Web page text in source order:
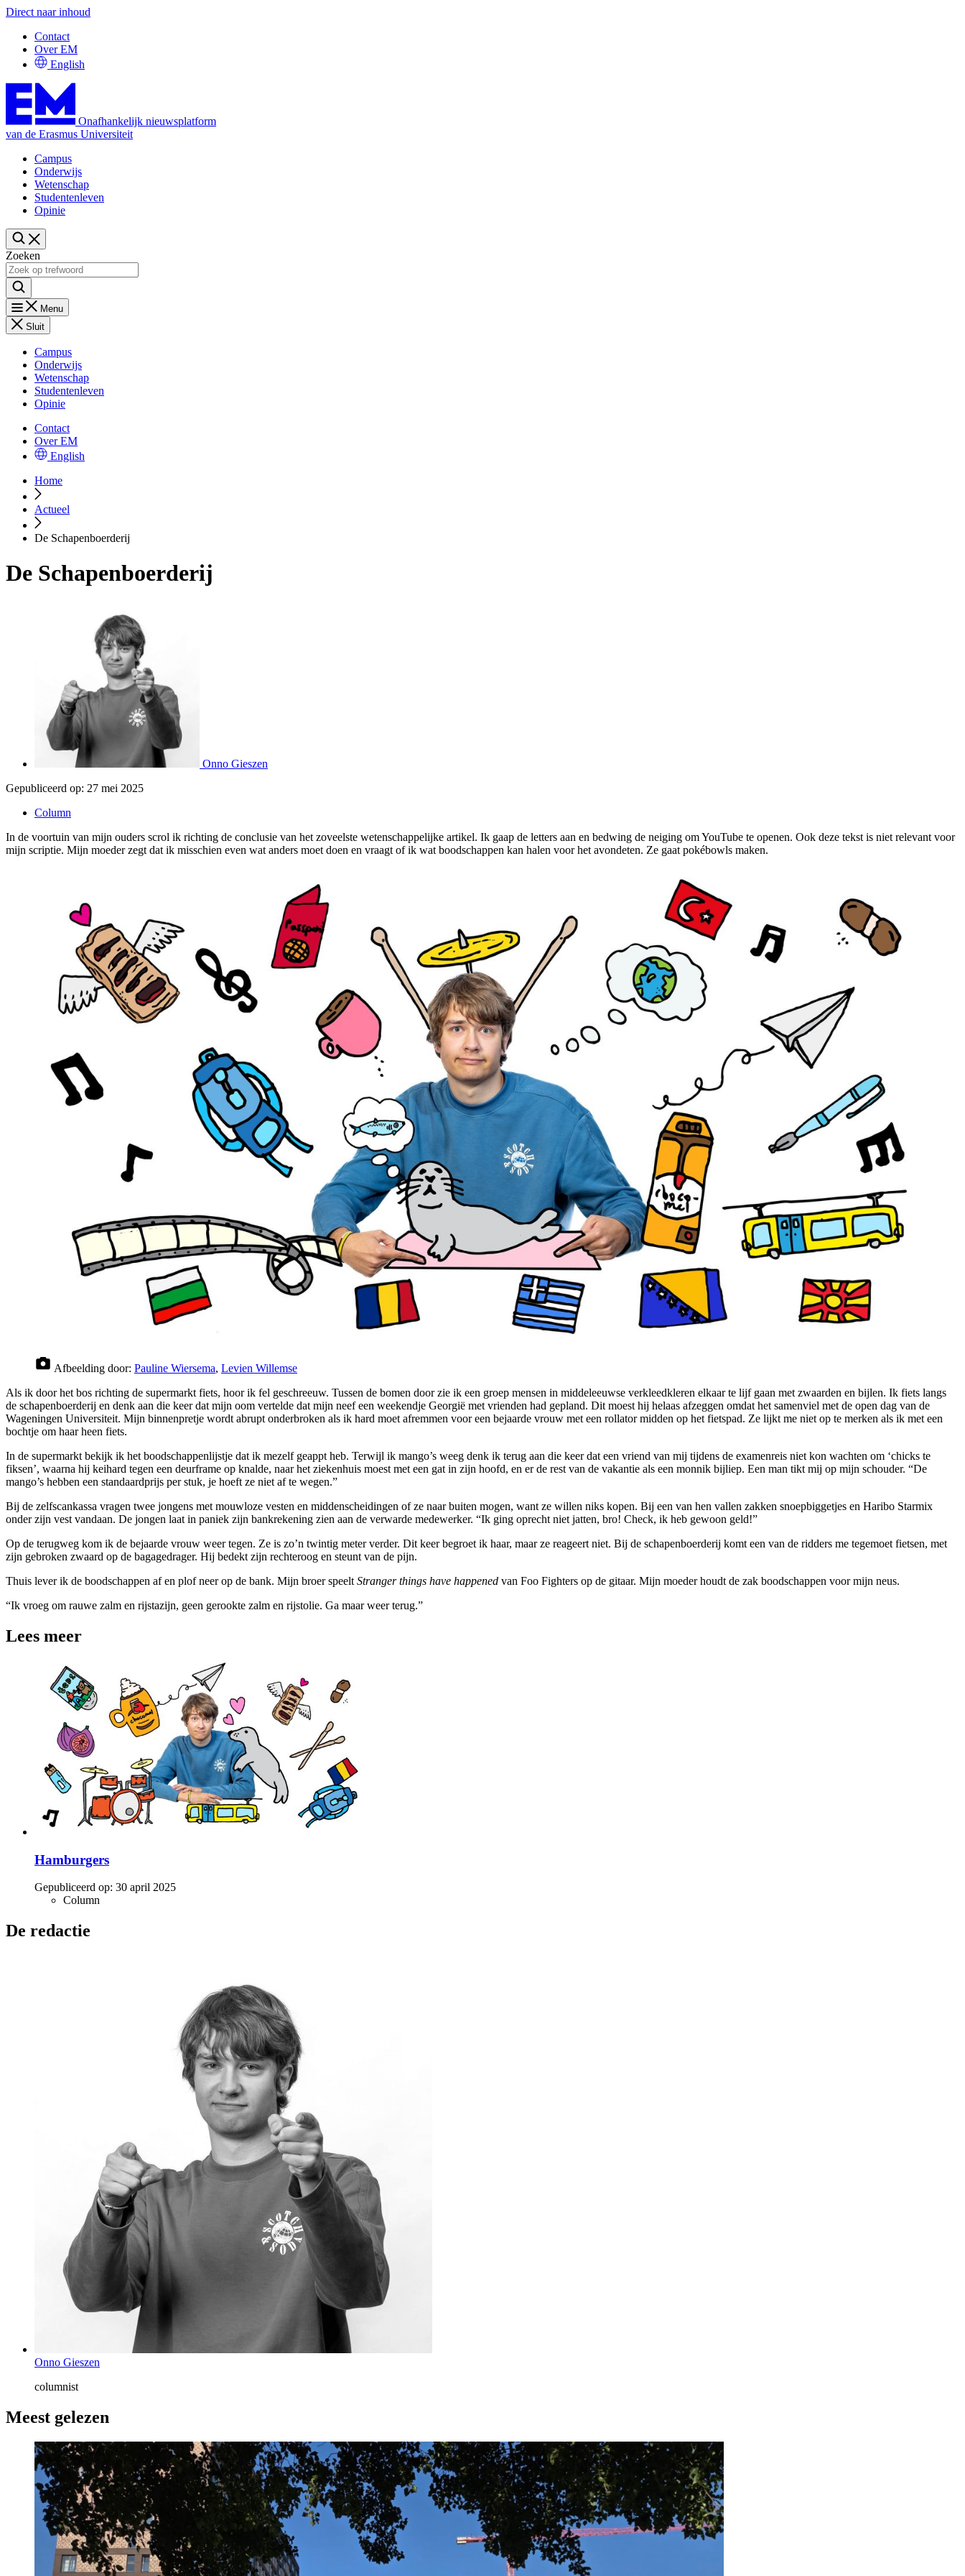
Direct naar inhoud
Contact
Over EM
English
Onafhankelijk nieuwsplatform
van de Erasmus Universiteit
Campus
Onderwijs
Wetenschap
Studentenleven
Opinie
Zoeken
Menu
Sluit
Campus
Onderwijs
Wetenschap
Studentenleven
Opinie
Contact
Over EM
English
Home
Actueel
De Schapenboerderij
De Schapenboerderij
Onno Gieszen
Gepubliceerd op: 27 mei 2025
Column
In de voortuin van mijn ouders scrol ik richting de conclusie van het zoveelste wetenschappelijke artikel. Ik gaap de letters aan en bedwing de neiging om YouTube te openen. Ook deze tekst is niet relevant voor
mijn scriptie. Mijn moeder zegt dat ik misschien even wat anders moet doen en vraagt of ik wat boodschappen kan halen voor het avondeten. Ze gaat pokébowls maken.
Afbeelding door: Pauline Wiersema, Levien Willemse
Als ik door het bos richting de supermarkt fiets, hoor ik fel geschreeuw. Tussen de bomen door zie ik een groep mensen in middeleeuwse verkleedkleren elkaar te lijf gaan met zwaarden en bijlen. Ik fiets langs
de schapenboerderij en denk aan die keer dat mijn oom vertelde dat mijn neef een weekendje Georgië met vrienden had gepland. Dit moest hij helaas afzeggen omdat het samenviel met de open dag van de
Wageningen Universiteit. Mijn binnenpretje wordt abrupt onderbroken als ik hard moet afremmen voor een bejaarde vrouw met een rollator midden op het fietspad. Ze lijkt me niet op te merken als ik met een
bochtje om haar heen fiets.
In de supermarkt bekijk ik het boodschappenlijstje dat ik mezelf geappt heb. Terwijl ik mango’s weeg denk ik terug aan die keer dat een vriend van mij tijdens de examenreis niet kon wachten om ‘chicks te
fiksen’, waarna hij keihard tegen een deurframe op knalde, naar het ziekenhuis moest met een gat in zijn hoofd, en er de rest van de vakantie als een monnik bijliep. Een man tikt mij op mijn schouder. “De
mango’s hebben een standaardprijs per stuk, je hoeft ze niet af te wegen.”
Bij de zelfscankassa vragen twee jongens met mouwloze vesten en middenscheidingen of ze naar buiten mogen, want ze willen niks kopen. Bij een van hen vallen zakken snoepbiggetjes en Haribo Starmix
onder zijn vest vandaan. De jongen laat in paniek zijn bankrekening zien aan de verwarde medewerker. “Ik ging oprecht niet jatten, bro! Check, ik heb gewoon geld!”
Op de terugweg kom ik de bejaarde vrouw weer tegen. Ze is zo’n twintig meter verder. Dit keer begroet ik haar, maar ze reageert niet. Bij de schapenboerderij komt een van de ridders me tegemoet fietsen, met
zijn gebroken zwaard op de bagagedrager. Hij bedekt zijn rechteroog en steunt van de pijn.
Thuis lever ik de boodschappen af en plof neer op de bank. Mijn broer speelt Stranger things have happened van Foo Fighters op de gitaar. Mijn moeder houdt de zak boodschappen voor mijn neus.
“Ik vroeg om rauwe zalm en rijstazijn, geen gerookte zalm en rijstolie. Ga maar weer terug.”
Lees meer
Hamburgers
Gepubliceerd op: 30 april 2025
Column
De redactie
Onno Gieszen
columnist
Meest gelezen